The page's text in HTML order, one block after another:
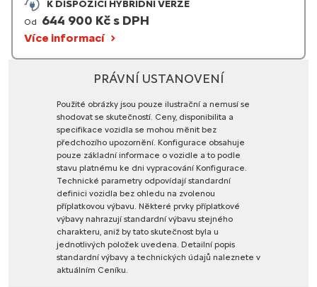
K DISPOZICI HYBRIDNÍ VERZE
Od 644 900 Kč s DPH
Více informací
PRÁVNÍ USTANOVENÍ
Použité obrázky jsou pouze ilustrační a nemusí se
shodovat se skutečností. Ceny, disponibilita a
specifikace vozidla se mohou měnit bez
předchozího upozornění. Konfigurace obsahuje
pouze základní informace o vozidle a to podle
stavu platnému ke dni vypracování Konfigurace.
Technické parametry odpovídají standardní
definici vozidla bez ohledu na zvolenou
příplatkovou výbavu. Některé prvky příplatkové
výbavy nahrazují standardní výbavu stejného
charakteru, aniž by tato skutečnost byla u
jednotlivých položek uvedena. Detailní popis
standardní výbavy a technických údajů naleznete v
aktuálním Ceníku.